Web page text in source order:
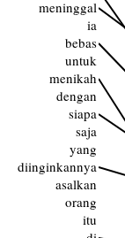
meninggal
ia
bebas
untuk
menikah
dengan
siapa
saja
yang
diinginkannya
asalkan
orang
itu